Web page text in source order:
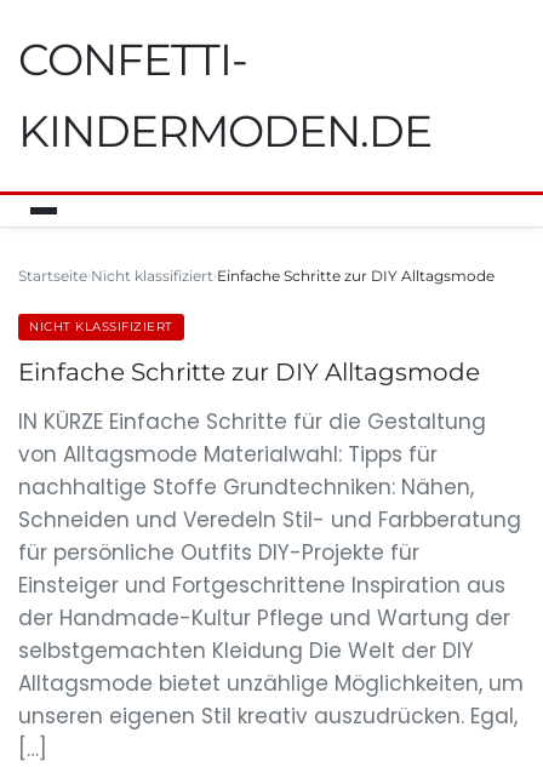
CONFETTI-
KINDERMODEN.DE
Startseite Nicht klassifiziert Einfache Schritte zur DIY Alltagsmode
NICHT KLASSIFIZIERT
Einfache Schritte zur DIY Alltagsmode
IN KÜRZE Einfache Schritte für die Gestaltung
von Alltagsmode Materialwahl: Tipps für
nachhaltige Stoffe Grundtechniken: Nähen,
Schneiden und Veredeln Stil- und Farbberatung
für persönliche Outfits DIY-Projekte für
Einsteiger und Fortgeschrittene Inspiration aus
der Handmade-Kultur Pflege und Wartung der
selbstgemachten Kleidung Die Welt der DIY
Alltagsmode bietet unzählige Möglichkeiten, um
unseren eigenen Stil kreativ auszudrücken. Egal,
[…]